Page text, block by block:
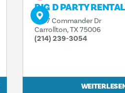
BIG D PARTY
3237 Commander Dr
Carrollton, TX 75006
(214) 239-3054